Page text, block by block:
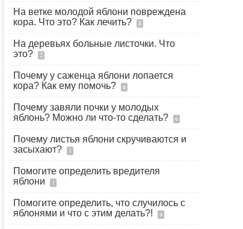
На ветке молодой яблони повреждена
кора. Что это? Как лечить?
8
На деревьях больные листочки. Что
это?
2
Почему у саженца яблони лопается
кора? Как ему помочь?
6
Почему завяли почки у молодых
яблонь? Можно ли что-то сделать?
6
Почему листья яблони скручиваются и
засыхают?
1
Помогите определить вредителя
яблони
1
Помогите определить, что случилось с
яблонями и что с этим делать?!
4